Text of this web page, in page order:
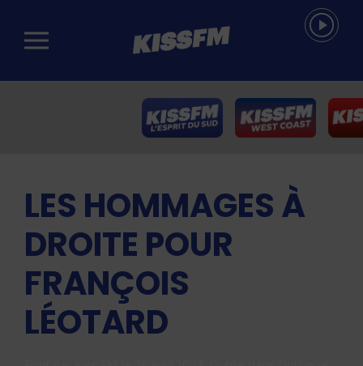
Passer au contenu principal
LES HOMMAGES À
DROITE POUR
FRANÇOIS
LÉOTARD